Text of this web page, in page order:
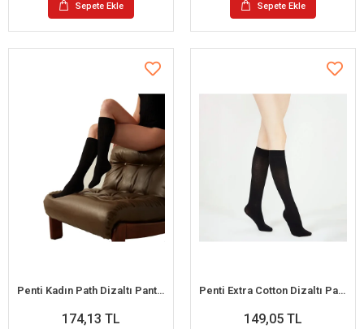
Sepete Ekle Sepete Ekle
Penti Kadın Path Dizaltı Pantalon Çorap 200 Denye
174,13 TL
Penti Extra Cotton Dizaltı Pantalon Çorap 90 denye
149,05 TL